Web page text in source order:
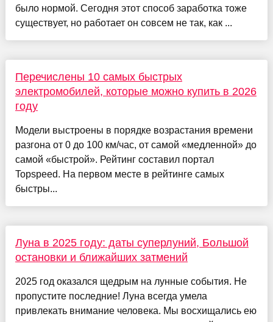
было нормой. Сегодня этот способ заработка тоже
существует, но работает он совсем не так, как ...
Перечислены 10 самых быстрых
электромобилей, которые можно купить в 2026
году
Модели выстроены в порядке возрастания времени
разгона от 0 до 100 км/час, от самой «медленной» до
самой «быстрой». Рейтинг составил портал
Topspeed. На первом месте в рейтинге самых
быстры...
Луна в 2025 году: даты суперлуний, Большой
остановки и ближайших затмений
2025 год оказался щедрым на лунные события. Не
пропустите последние! Луна всегда умела
привлекать внимание человека. Мы восхищались ею